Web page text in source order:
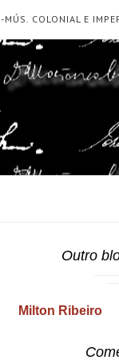
-MÚS. COLONIAL E
Outro
Milton Ribeiro